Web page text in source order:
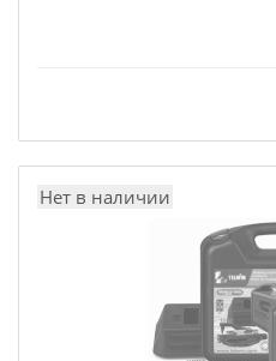
Нет в наличии